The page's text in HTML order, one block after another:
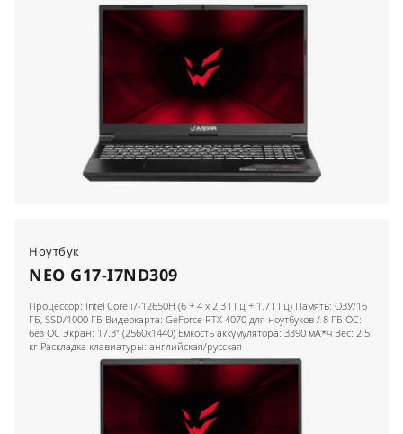
Ноутбук
NEO G17-I7ND309
Процессор: Intel Core i7-12650H (6 + 4 x 2.3 ГГц + 1.7 ГГц) Память: ОЗУ/16
ГБ, SSD/1000 ГБ Видеокарта: GeForce RTX 4070 для ноутбуков / 8 ГБ ОС:
без ОС Экран: 17.3" (2560x1440) Емкость аккумулятора: 3390 мА*ч Вес: 2.5
кг Раскладка клавиатуры: английская/русская